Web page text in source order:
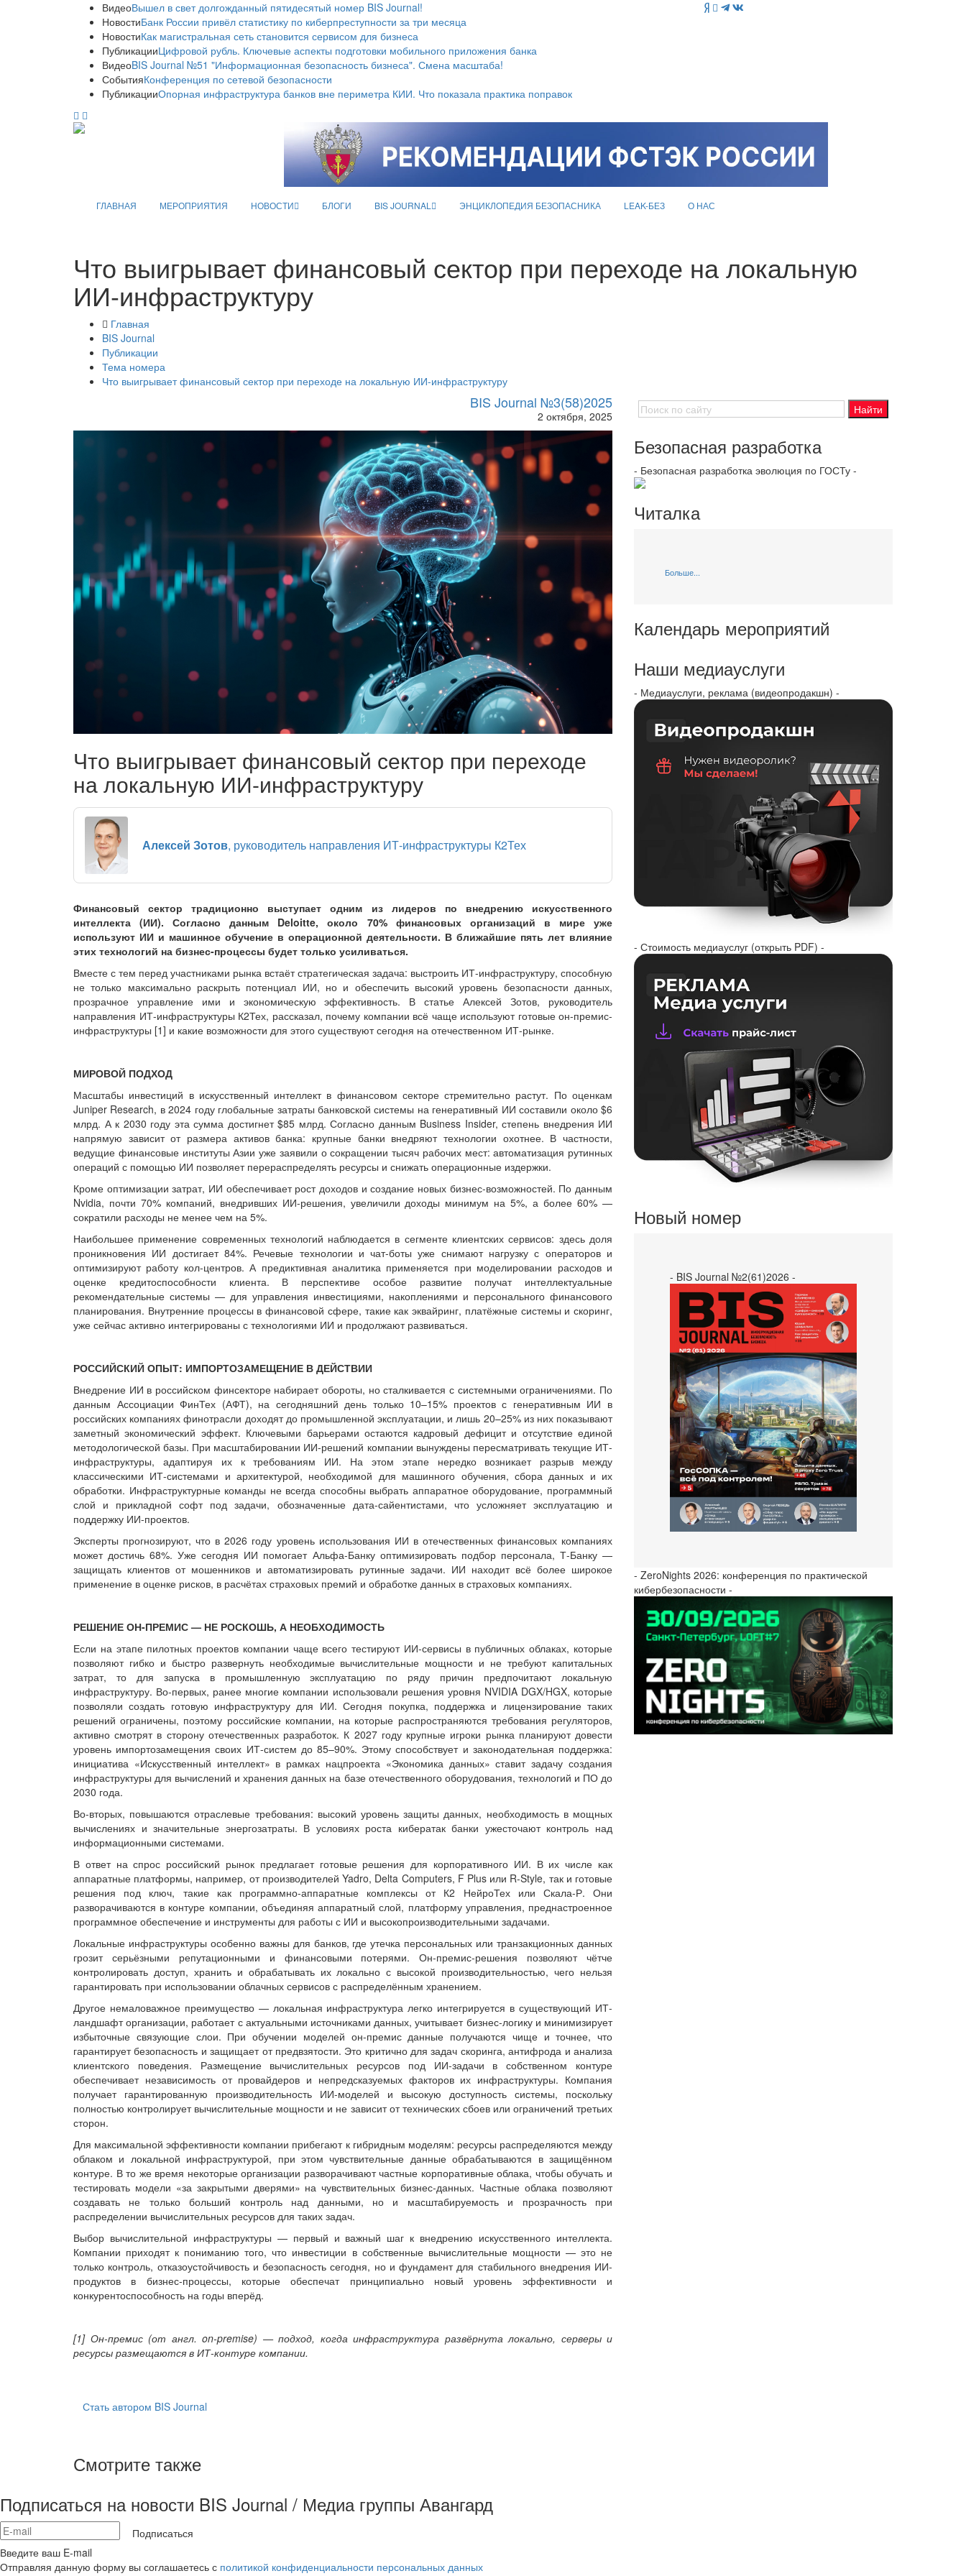
ВидеоВышел в свет долгожданный пятидесятый номер BIS Journal!
НовостиБанк России привёл статистику по киберпреступности за три месяца
НовостиКак магистральная сеть становится сервисом для бизнеса
ПубликацииЦифровой рубль. Ключевые аспекты подготовки мобильного приложения банка
ВидеоBIS Journal №51 "Информационная безопасность бизнеса". Смена масштаба!
СобытияКонференция по сетевой безопасности
ПубликацииОпорная инфраструктура банков вне периметра КИИ. Что показала практика поправок
ГЛАВНАЯ МЕРОПРИЯТИЯ НОВОСТИ БЛОГИ BIS JOURNAL ЭНЦИКЛОПЕДИЯ БЕЗОПАСНИКА LEAK-БЕЗ О НАС
Что выигрывает финансовый сектор при переходе на локальную
ИИ-инфраструктуру
Главная
BIS Journal
Публикации
Тема номера
Что выигрывает финансовый сектор при переходе на локальную ИИ-инфраструктуру
BIS Journal №3(58)2025
2 октября, 2025
Что выигрывает финансовый сектор при переходе
на локальную ИИ-инфраструктуру
Алексей Зотов, руководитель направления ИТ-инфраструктуры К2Тех
Финансовый сектор традиционно выступает одним из лидеров по внедрению искусственного
интеллекта (ИИ). Согласно данным Deloitte, около 70% финансовых организаций в мире уже
используют ИИ и машинное обучение в операционной деятельности. В ближайшие пять лет влияние
этих технологий на бизнес-процессы будет только усиливаться.
Вместе с тем перед участниками рынка встаёт стратегическая задача: выстроить ИТ-инфраструктуру, способную
не только максимально раскрыть потенциал ИИ, но и обеспечить высокий уровень безопасности данных,
прозрачное управление ими и экономическую эффективность. В статье Алексей Зотов, руководитель
направления ИТ-инфраструктуры К2Тех, рассказал, почему компании всё чаще используют готовые он-премис-
инфраструктуры [1] и какие возможности для этого существуют сегодня на отечественном ИТ-рынке.
МИРОВОЙ ПОДХОД
Масштабы инвестиций в искусственный интеллект в финансовом секторе стремительно растут. По оценкам
Juniper Research, в 2024 году глобальные затраты банковской системы на генеративный ИИ составили около $6
млрд. А к 2030 году эта сумма достигнет $85 млрд. Согласно данным Business Insider, степень внедрения ИИ
напрямую зависит от размера активов банка: крупные банки внедряют технологии охотнее. В частности,
ведущие финансовые институты Азии уже заявили о сокращении тысяч рабочих мест: автоматизация рутинных
операций с помощью ИИ позволяет перераспределять ресурсы и снижать операционные издержки.
Кроме оптимизации затрат, ИИ обеспечивает рост доходов и создание новых бизнес-возможностей. По данным
Nvidia, почти 70% компаний, внедривших ИИ-решения, увеличили доходы минимум на 5%, а более 60% —
сократили расходы не менее чем на 5%.
Наибольшее применение современных технологий наблюдается в сегменте клиентских сервисов: здесь доля
проникновения ИИ достигает 84%. Речевые технологии и чат-боты уже снимают нагрузку с операторов и
оптимизируют работу кол-центров. А предиктивная аналитика применяется при моделировании расходов и
оценке кредитоспособности клиента. В перспективе особое развитие получат интеллектуальные
рекомендательные системы — для управления инвестициями, накоплениями и персонального финансового
планирования. Внутренние процессы в финансовой сфере, такие как эквайринг, платёжные системы и скоринг,
уже сейчас активно интегрированы с технологиями ИИ и продолжают развиваться.
РОССИЙСКИЙ ОПЫТ: ИМПОРТОЗАМЕЩЕНИЕ В ДЕЙСТВИИ
Внедрение ИИ в российском финсекторе набирает обороты, но сталкивается с системными ограничениями. По
данным Ассоциации ФинТех (АФТ), на сегодняшний день только 10–15% проектов с генеративным ИИ в
российских компаниях финотрасли доходят до промышленной эксплуатации, и лишь 20–25% из них показывают
заметный экономический эффект. Ключевыми барьерами остаются кадровый дефицит и отсутствие единой
методологической базы. При масштабировании ИИ-решений компании вынуждены пересматривать текущие ИТ-
инфраструктуры, адаптируя их к требованиям ИИ. На этом этапе нередко возникает разрыв между
классическими ИТ-системами и архитектурой, необходимой для машинного обучения, сбора данных и их
обработки. Инфраструктурные команды не всегда способны выбрать аппаратное оборудование, программный
слой и прикладной софт под задачи, обозначенные дата-сайентистами, что усложняет эксплуатацию и
поддержку ИИ-проектов.
Эксперты прогнозируют, что в 2026 году уровень использования ИИ в отечественных финансовых компаниях
может достичь 68%. Уже сегодня ИИ помогает Альфа-Банку оптимизировать подбор персонала, Т-Банку —
защищать клиентов от мошенников и автоматизировать рутинные задачи. ИИ находит всё более широкое
применение в оценке рисков, в расчётах страховых премий и обработке данных в страховых компаниях.
РЕШЕНИЕ ОН-ПРЕМИС — НЕ РОСКОШЬ, А НЕОБХОДИМОСТЬ
Если на этапе пилотных проектов компании чаще всего тестируют ИИ-сервисы в публичных облаках, которые
позволяют гибко и быстро развернуть необходимые вычислительные мощности и не требуют капитальных
затрат, то для запуска в промышленную эксплуатацию по ряду причин предпочитают локальную
инфраструктуру. Во-первых, ранее многие компании использовали решения уровня NVIDIA DGX/HGX, которые
позволяли создать готовую инфраструктуру для ИИ. Сегодня покупка, поддержка и лицензирование таких
решений ограничены, поэтому российские компании, на которые распространяются требования регуляторов,
активно смотрят в сторону отечественных разработок. К 2027 году крупные игроки рынка планируют довести
уровень импортозамещения своих ИТ-систем до 85–90%. Этому способствует и законодательная поддержка:
инициатива «Искусственный интеллект» в рамках нацпроекта «Экономика данных» ставит задачу создания
инфраструктуры для вычислений и хранения данных на базе отечественного оборудования, технологий и ПО до
2030 года.
Во-вторых, повышаются отраслевые требования: высокий уровень защиты данных, необходимость в мощных
вычислениях и значительные энергозатраты. В условиях роста кибератак банки ужесточают контроль над
информационными системами.
В ответ на спрос российский рынок предлагает готовые решения для корпоративного ИИ. В их числе как
аппаратные платформы, например, от производителей Yadro, Delta Computers, F Plus или R-Style, так и готовые
решения под ключ, такие как программно-аппаратные комплексы от К2 НейроТех или Скала-Р. Они
разворачиваются в контуре компании, объединяя аппаратный слой, платформу управления, преднастроенное
программное обеспечение и инструменты для работы с ИИ и высокопроизводительными задачами.
Локальные инфраструктуры особенно важны для банков, где утечка персональных или транзакционных данных
грозит серьёзными репутационными и финансовыми потерями. Он-премис-решения позволяют чётче
контролировать доступ, хранить и обрабатывать их локально с высокой производительностью, чего нельзя
гарантировать при использовании облачных сервисов с распределённым хранением.
Другое немаловажное преимущество — локальная инфраструктура легко интегрируется в существующий ИТ-
ландшафт организации, работает с актуальными источниками данных, учитывает бизнес-логику и минимизирует
избыточные связующие слои. При обучении моделей он-премис данные получаются чище и точнее, что
гарантирует безопасность и защищает от предвзятости. Это критично для задач скоринга, антифрода и анализа
клиентского поведения. Размещение вычислительных ресурсов под ИИ-задачи в собственном контуре
обеспечивает независимость от провайдеров и непредсказуемых факторов их инфраструктуры. Компания
получает гарантированную производительность ИИ-моделей и высокую доступность системы, поскольку
полностью контролирует вычислительные мощности и не зависит от технических сбоев или ограничений третьих
сторон.
Для максимальной эффективности компании прибегают к гибридным моделям: ресурсы распределяются между
облаком и локальной инфраструктурой, при этом чувствительные данные обрабатываются в защищённом
контуре. В то же время некоторые организации разворачивают частные корпоративные облака, чтобы обучать и
тестировать модели «за закрытыми дверями» на чувствительных бизнес-данных. Частные облака позволяют
создавать не только больший контроль над данными, но и масштабируемость и прозрачность при
распределении вычислительных ресурсов для таких задач.
Выбор вычислительной инфраструктуры — первый и важный шаг к внедрению искусственного интеллекта.
Компании приходят к пониманию того, что инвестиции в собственные вычислительные мощности — это не
только контроль, отказоустойчивость и безопасность сегодня, но и фундамент для стабильного внедрения ИИ-
продуктов в бизнес-процессы, которые обеспечат принципиально новый уровень эффективности и
конкурентоспособность на годы вперёд.
[1] Он-премис (от англ. on-premise) — подход, когда инфраструктура развёрнута локально, серверы и
ресурсы размещаются в ИТ-контуре компании.
Стать автором BIS Journal
Смотрите также
Безопасная разработка
- Безопасная разработка эволюция по ГОСТу -
Читалка
Больше...
Календарь мероприятий
Наши медиауслуги
- Медиауслуги, реклама (видеопродакшн) -
- Стоимость медиауслуг (открыть PDF) -
Новый номер
- BIS Journal №2(61)2026 -
- ZeroNights 2026: конференция по практической
кибербезопасности -
Подписаться на новости BIS Journal / Медиа группы Авангард
Подписаться
Введите ваш E-mail
Отправляя данную форму вы соглашаетесь с политикой конфиденциальности персональных данных